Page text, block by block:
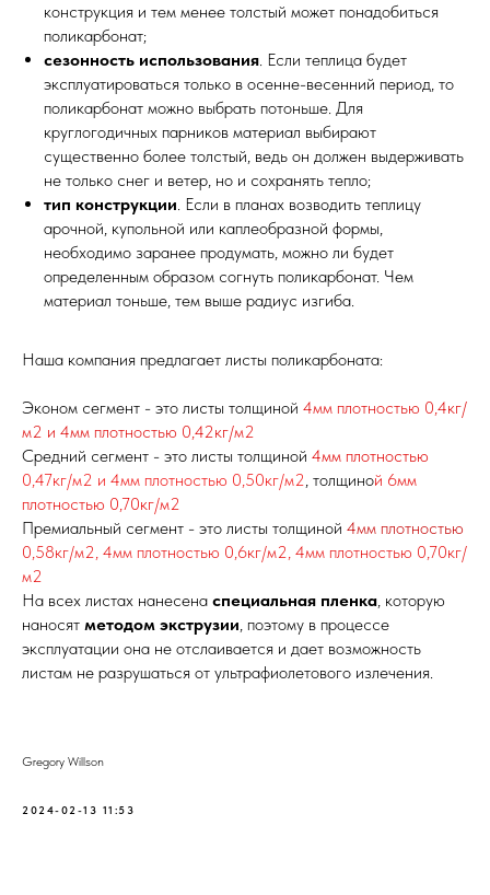
конструкция и тем менее толстый может понадобиться
поликарбонат;
сезонность использования. Если теплица будет
эксплуатироваться только в осенне-весенний период, то
поликарбонат можно выбрать потоньше. Для
круглогодичных парников материал выбирают
существенно более толстый, ведь он должен выдерживать
не только снег и ветер, но и сохранять тепло;
тип конструкции. Если в планах возводить теплицу
арочной, купольной или каплеобразной формы,
необходимо заранее продумать, можно ли будет
определенным образом согнуть поликарбонат. Чем
материал тоньше, тем выше радиус изгиба.
Наша компания предлагает листы поликарбоната:
Эконом сегмент - это листы толщиной 4мм плотностью 0,4кг/
м2 и 4мм плотностью 0,42кг/м2
Средний сегмент - это листы толщиной 4мм плотностью
0,47кг/м2 и 4мм плотностью 0,50кг/м2, толщиной 6мм
плотностью 0,70кг/м2
Премиальный сегмент - это листы толщиной 4мм плотностью
0,58кг/м2, 4мм плотностью 0,6кг/м2, 4мм плотностью 0,70кг/
м2
На всех листах нанесена специальная пленка, которую
наносят методом экструзии, поэтому в процессе
эксплуатации она не отслаивается и дает возможность
листам не разрушаться от ультрафиолетового излечения.
Gregory Willson
2024-02-13 11:53